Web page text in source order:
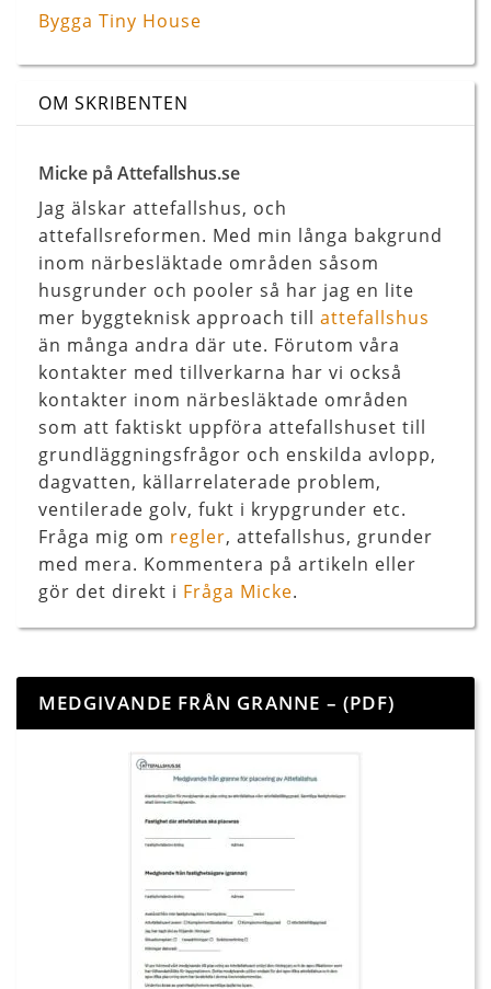
Bygga Tiny House
OM SKRIBENTEN
Micke på Attefallshus.se
Jag älskar attefallshus, och
attefallsreformen. Med min långa bakgrund
inom närbesläktade områden såsom
husgrunder och pooler så har jag en lite
mer byggteknisk approach till attefallshus
än många andra där ute. Förutom våra
kontakter med tillverkarna har vi också
kontakter inom närbesläktade områden
som att faktiskt uppföra attefallshuset till
grundläggningsfrågor och enskilda avlopp,
dagvatten, källarrelaterade problem,
ventilerade golv, fukt i krypgrunder etc.
Fråga mig om regler, attefallshus, grunder
med mera. Kommentera på artikeln eller
gör det direkt i Fråga Micke.
MEDGIVANDE FRÅN GRANNE – (PDF)